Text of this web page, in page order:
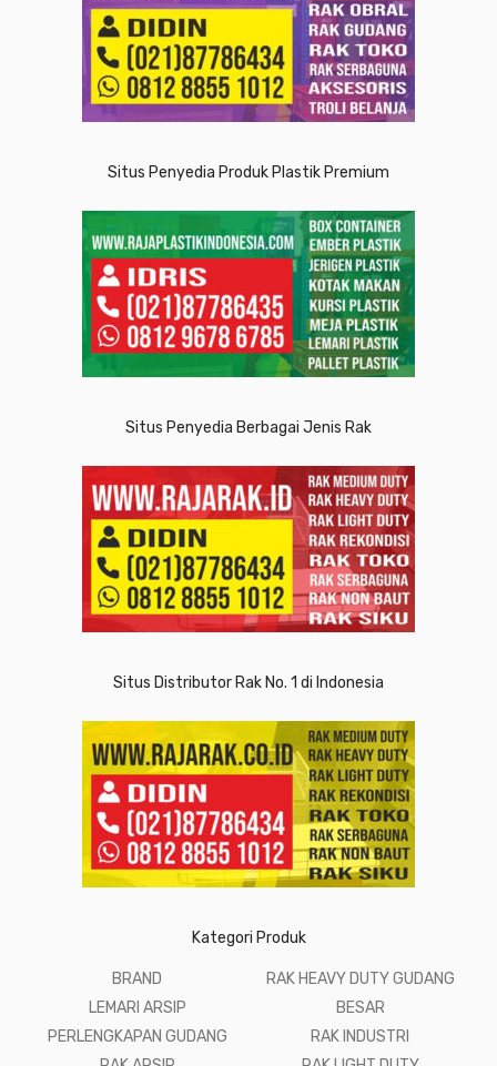
Situs Penyedia Produk Plastik Premium
Situs Penyedia Berbagai Jenis Rak
Situs Distributor Rak No. 1 di Indonesia
Kategori Produk
BRAND
LEMARI ARSIP
PERLENGKAPAN GUDANG
RAK HEAVY DUTY GUDANG
BESAR
RAK INDUSTRI